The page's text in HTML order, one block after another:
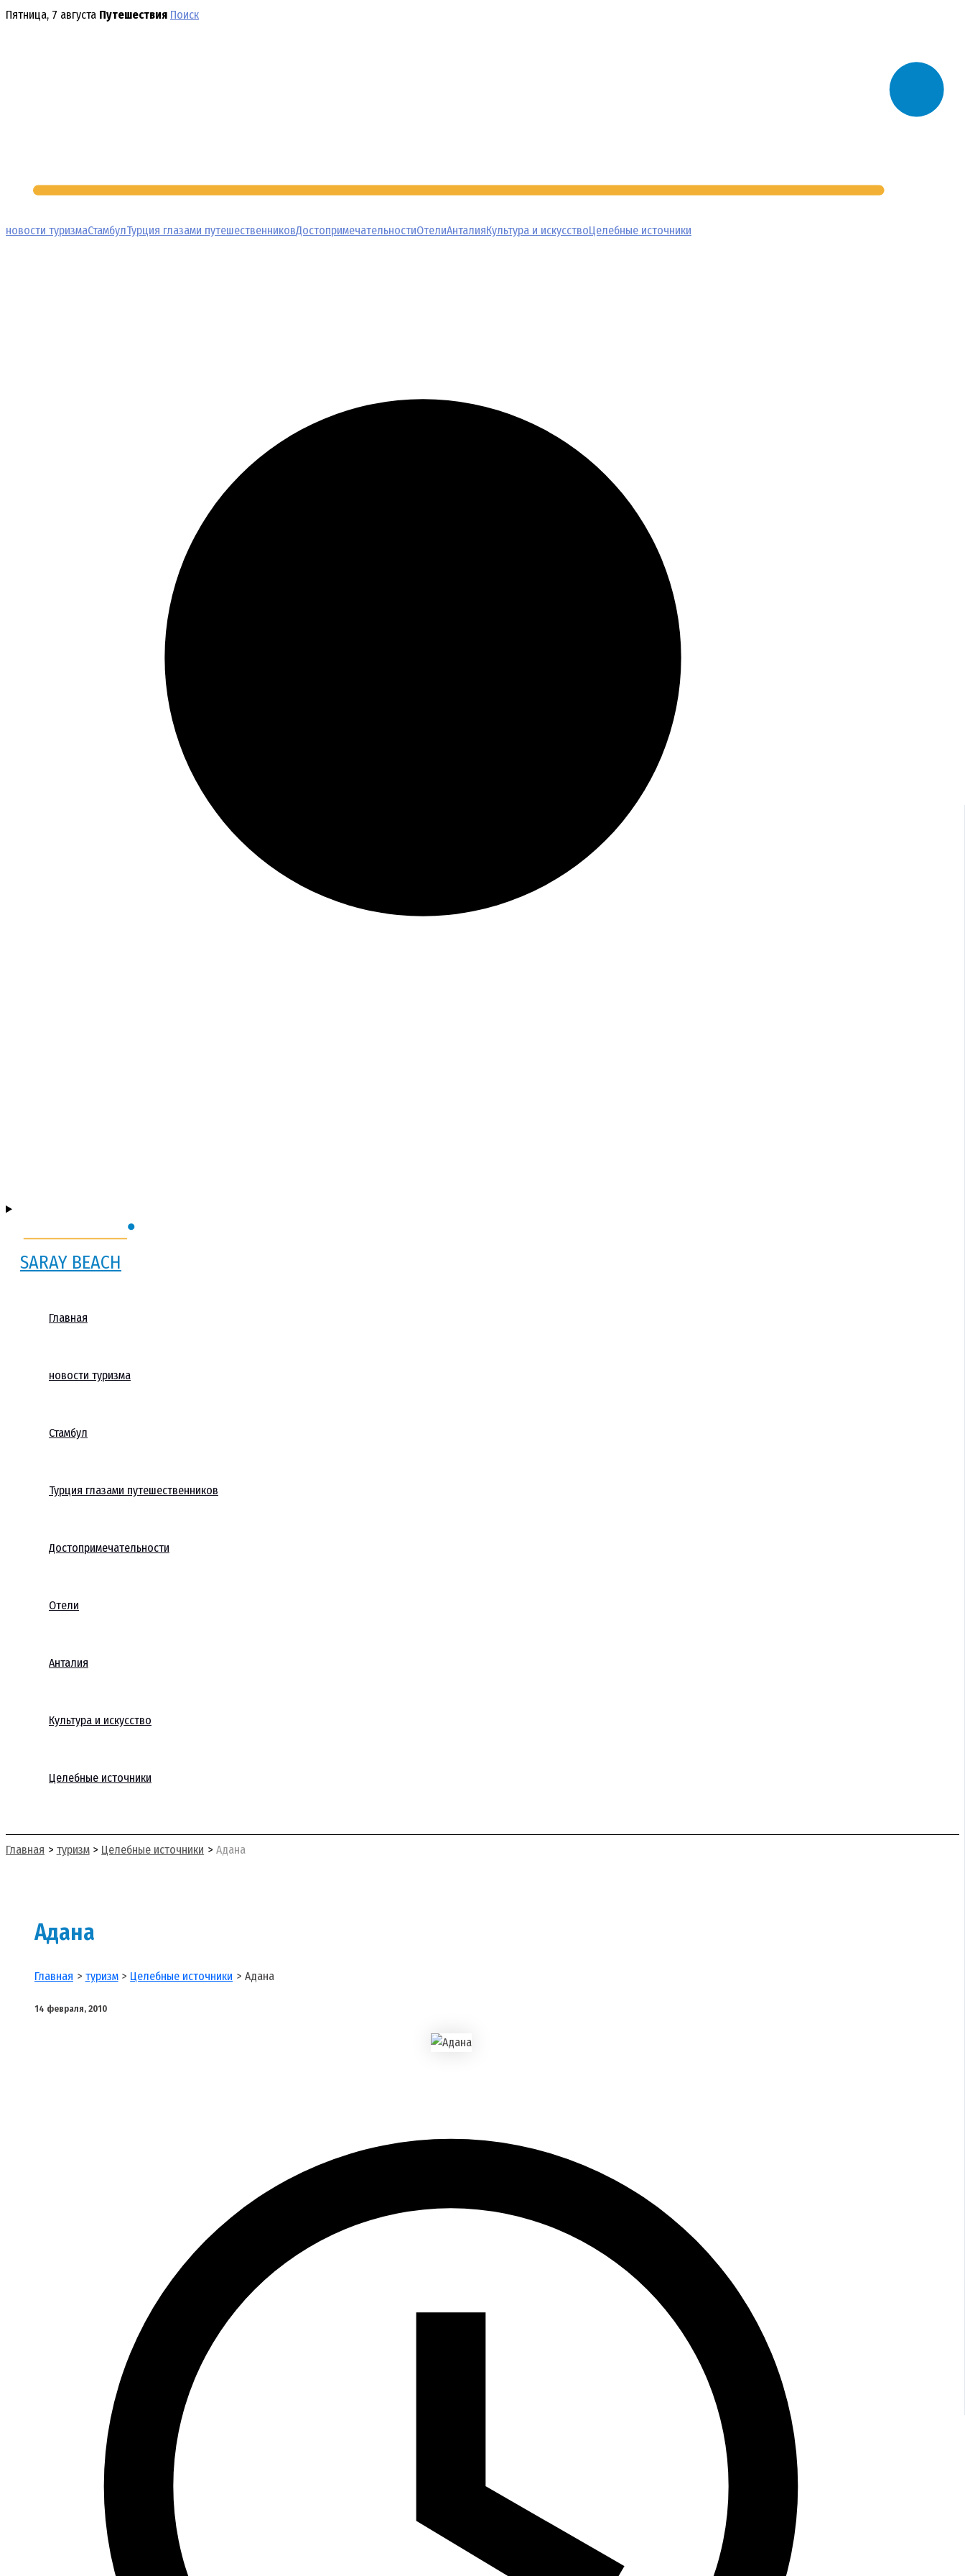
Перейти
Пятница, 7 августа Путешествия Поиск
новости туризмаСтамбулТурция глазами путешественниковДостопримечательностиОтелиАнталияКультура и искусствоЦелебные источники
SARAY BEACH
Главная
новости туризма
Стамбул
Турция глазами путешественников
Достопримечательности
Отели
Анталия
Культура и искусство
Целебные источники
Главная туризм Целебные источники Адана
Адана
Главная туризм Целебные источники Адана
14 февраля, 2010